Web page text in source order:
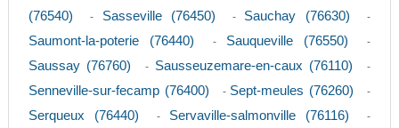
(76540)
- Sasseville (76450) - Sauchay (76630) -
Saumont-la-poterie (76440) - Sauqueville (76550) -
Saussay (76760) - Sausseuzemare-en-caux (76110) -
Senneville-sur-fecamp (76400) - Sept-meules (76260) -
Serqueux (76440) - Servaville-salmonville (76116) -